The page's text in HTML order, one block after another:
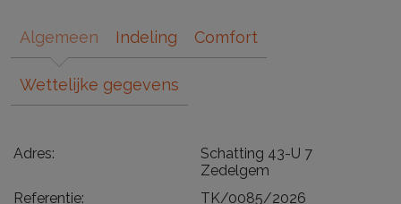
Algemeen Indeling Comfort
Wettelijke gegevens
Adres:
Schatting 43-U 7
Zedelgem
Referentie:
TK/0085/2026